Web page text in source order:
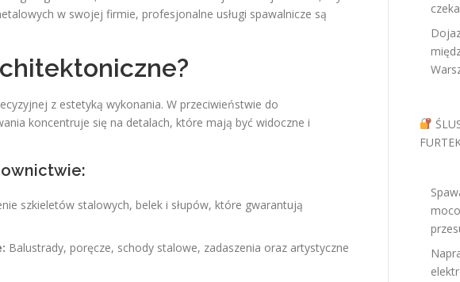
w swojej firmie, profesjonalne usługi spawalnicze są
z estetyką wykonania. W przeciwieństwie do
koncentruje się na detalach, które mają być widoczne i
szkieletów stalowych, belek i słupów, które gwarantują
Balustrady, poręcze, schody stalowe, zadaszenia oraz artystyczne